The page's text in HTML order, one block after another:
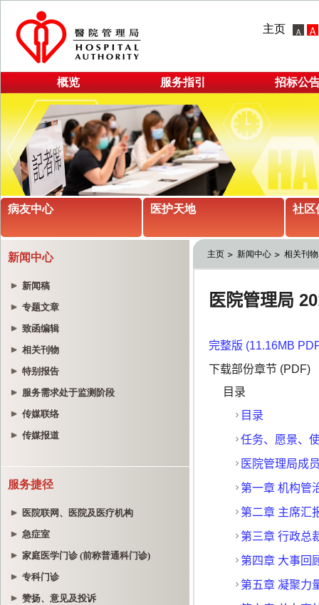
主页
概览 服务指引 招标公
病友中心 医护天地 社区
新闻中心
新闻稿
专题文章
致函编辑
相关刊物
特别报告
服务需求处于监测阶段
传媒联络
传媒报道
服务捷径
医院联网、医院及医疗机构
急症室
家庭医学门诊 (前称普通科门诊)
专科门诊
赞扬、意见及投诉
主页 新闻中心 相关刊物